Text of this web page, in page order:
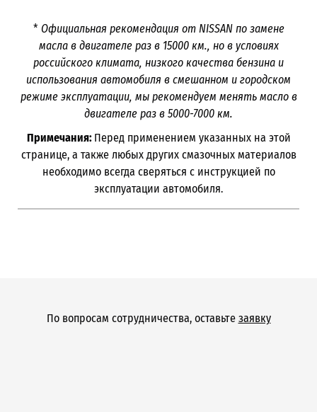
* Официальная рекомендация от NISSAN по замене
масла в двигателе раз в 15000 км., но в условиях
российского климата, низкого качества бензина и
использования автомобиля в смешанном и городском
режиме эксплуатации, мы рекомендуем менять масло в
двигателе раз в 5000-7000 км.
Примечания: Перед применением указанных на этой
странице, а также любых других смазочных материалов
необходимо всегда сверяться с инструкцией по
эксплуатации автомобиля.
По вопросам сотрудничества, оставьте заявку